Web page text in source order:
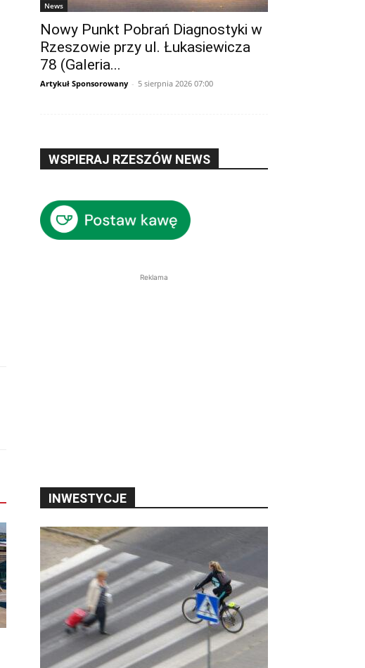
News
Nowy Punkt Pobrań Diagnostyki w
Rzeszowie przy ul. Łukasiewicza
78 (Galeria...
Artykuł Sponsorowany - 5 sierpnia 2026 07:00
WSPIERAJ RZESZÓW NEWS
Reklama
INWESTYCJE